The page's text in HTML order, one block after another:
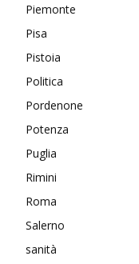
Piemonte
Pisa
Pistoia
Politica
Pordenone
Potenza
Puglia
Rimini
Roma
Salerno
sanità